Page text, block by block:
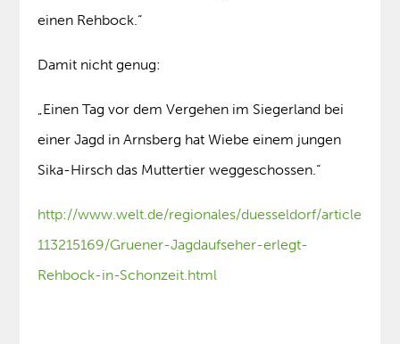
einen Rehbock.“
Damit nicht genug:
„Einen Tag vor dem Vergehen im Siegerland bei
einer Jagd in Arnsberg hat Wiebe einem jungen
Sika-Hirsch das Muttertier weggeschossen.“
http://www.welt.de/regionales/duesseldorf/article
113215169/Gruener-Jagdaufseher-erlegt-
Rehbock-in-Schonzeit.html